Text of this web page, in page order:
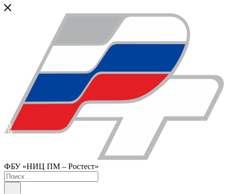
ФБУ «НИЦ ПМ – Ростест»